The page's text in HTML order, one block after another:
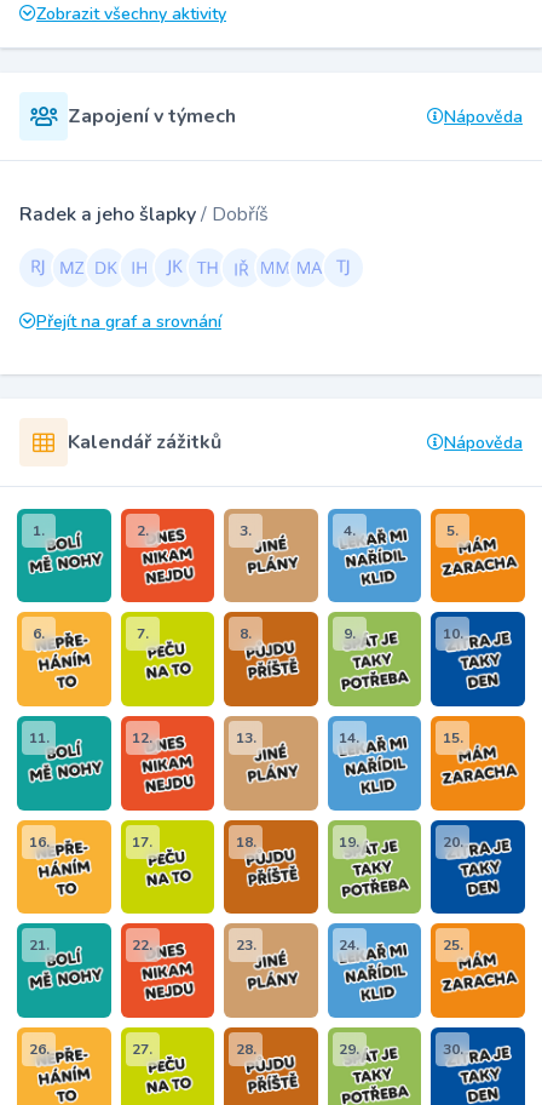
Zobrazit všechny aktivity
Zapojení v týmech Nápověda
Radek a jeho šlapky/ Dobříš
Přejít na graf a srovnání
Kalendář zážitků Nápověda
1. 2. 3. 4. 5.
6. 7. 8. 9. 10.
11. 12. 13. 14. 15.
16. 17. 18. 19. 20.
21. 22. 23. 24. 25.
26. 27. 28. 29. 30.